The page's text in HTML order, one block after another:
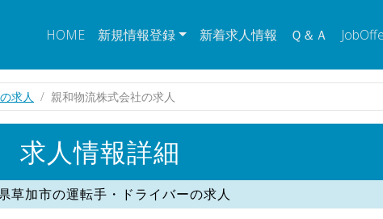
HOME 新規情報登録 新着求人情報 Ｑ＆Ａ
求人 親和物流株式会社の求人
求人情報詳細
草加市の運転手・ドライバーの求人